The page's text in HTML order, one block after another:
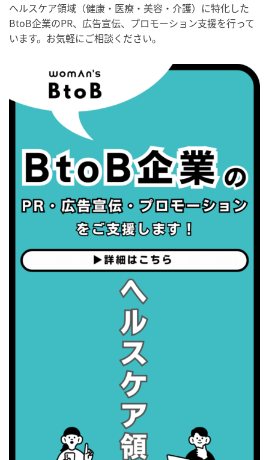
・職場の健康診断実施強化月間
・秋の睡眠の日
・がん征圧月間
・世界アルツハイマー月間
・健康増進普及月間
・歯ヂカラ探究月間
・職場の健康診断実施強化月間
・世界性の健康デー
2026/09/05(土)
・がん征圧月間
・世界アルツハイマー月間
・健康増進普及月間
・歯ヂカラ探究月間
・職場の健康診断実施強化月間
・職場の健康診断実施強化月間
・世界アルツハイマー月間
・健康増進普及月間
ヘルスケア領域（健康・医療・美容・介護）に特化した
BtoB企業のPR、広告宣伝、プロモーション支援を行って
います。お気軽にご相談ください。